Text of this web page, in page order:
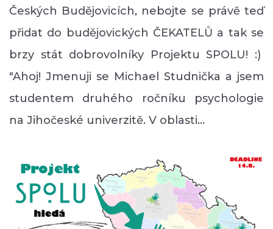
Českých Budějovicích, nebojte se právě teď
přidat do budějovických ČEKATELŮ a tak se
brzy stát dobrovolníky Projektu SPOLU! :)
"Ahoj! Jmenuji se Michael Studnička a jsem
studentem druhého ročníku psychologie
na Jihočeské univerzitě. V oblasti…